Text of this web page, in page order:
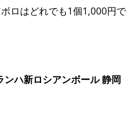
ロはどれでも1個1,000円で
ンハ新ロシアンボール 静岡